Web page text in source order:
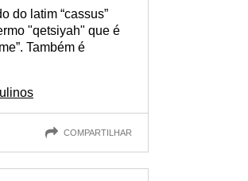
do latim “cassus”
"qetsiyah" que é
Também é
COMPARTILHAR